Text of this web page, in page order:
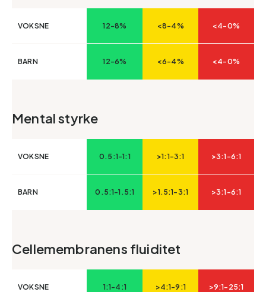
VOKSNE 12-8% <8-4% <4-0%
BARN 12-6% <6-4% <4-0%
Mental styrke
VOKSNE 0.5:1-1:1 >1:1-3:1 >3:1-6:1
BARN 0.5:1-1.5:1 >1.5:1-3:1 >3:1-6:1
Cellemembranens fluiditet
VOKSNE 1:1-4:1 >4:1-9:1 >9:1-25:1